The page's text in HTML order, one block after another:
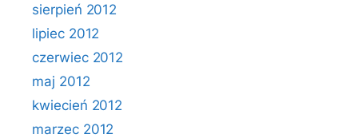
sierpień 2012
lipiec 2012
czerwiec 2012
maj 2012
kwiecień 2012
marzec 2012